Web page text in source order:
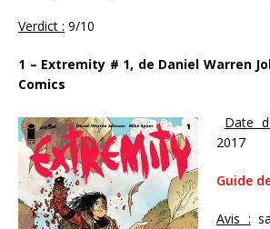
Verdict : 9/10
1 – Extremity # 1, de Daniel Warren
Comics
Date
2017
Guide
Avis :